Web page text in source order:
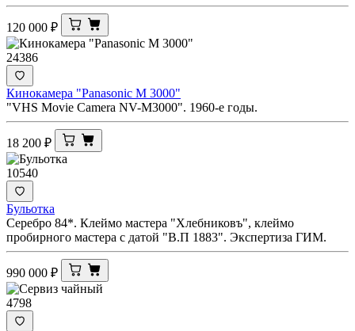
120 000 ₽
24386
Кинокамера "Panasonic M 3000"
"VHS Movie Camera NV-M3000". 1960-е годы.
18 200 ₽
10540
Бульотка
Серебро 84*. Клеймо мастера "Хлебниковъ", клеймо
пробирного мастера с датой "В.П 1883". Экспертиза ГИМ.
990 000 ₽
4798